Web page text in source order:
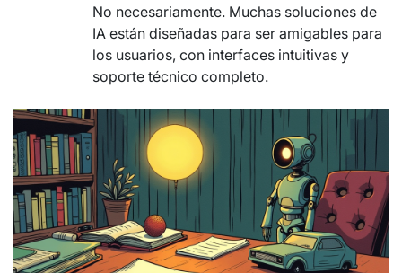
No necesariamente. Muchas soluciones de
IA están diseñadas para ser amigables para
los usuarios, con interfaces intuitivas y
soporte técnico completo.